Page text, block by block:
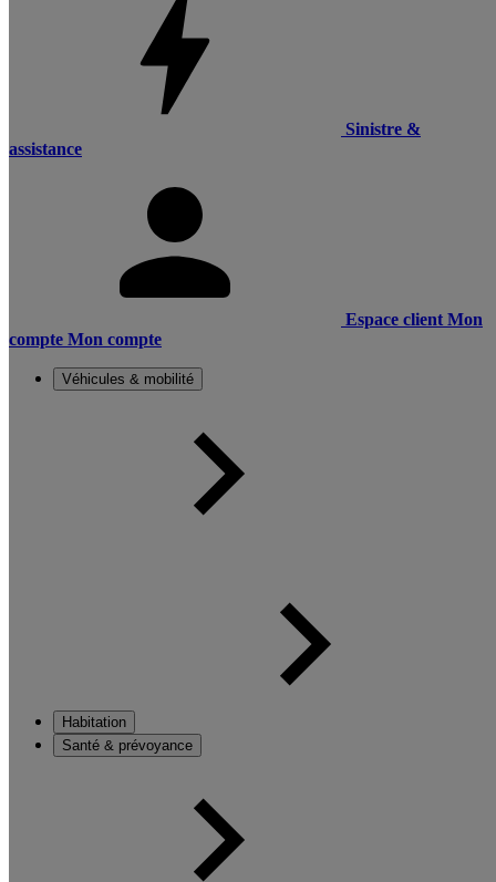
Sinistre &
assistance
Espace client Mon
compte Mon compte
Véhicules & mobilité
Habitation
Santé & prévoyance